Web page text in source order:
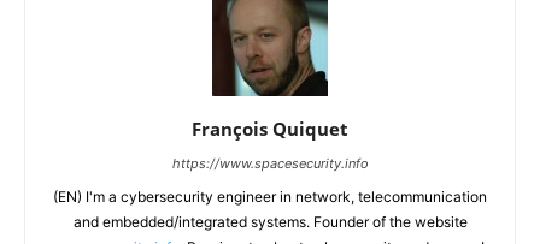
François Quiquet
https://www.spacesecurity.info
(EN) I'm a cybersecurity engineer in network, telecommunication
and embedded/integrated systems. Founder of the website